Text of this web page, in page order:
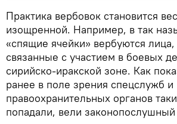
Практика вербовок становится
изощренной. Например, в так
«спящие ячейки» вербуются
связанные с участием в боевых
сирийско-иракской зоне. Как
ранее в поле зрения спецслужб и
правоохранительных органов
попадали, вели